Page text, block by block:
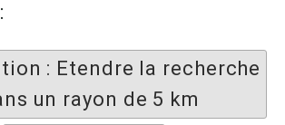
: Etendre la recherche
un rayon de 5 km